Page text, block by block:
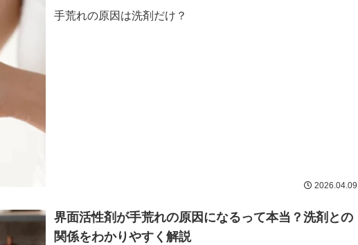
手荒れの原因は洗剤だけ？
2026.04.09
界面活性剤が手荒れの原因になるって本当？洗剤との
関係をわかりやすく解説